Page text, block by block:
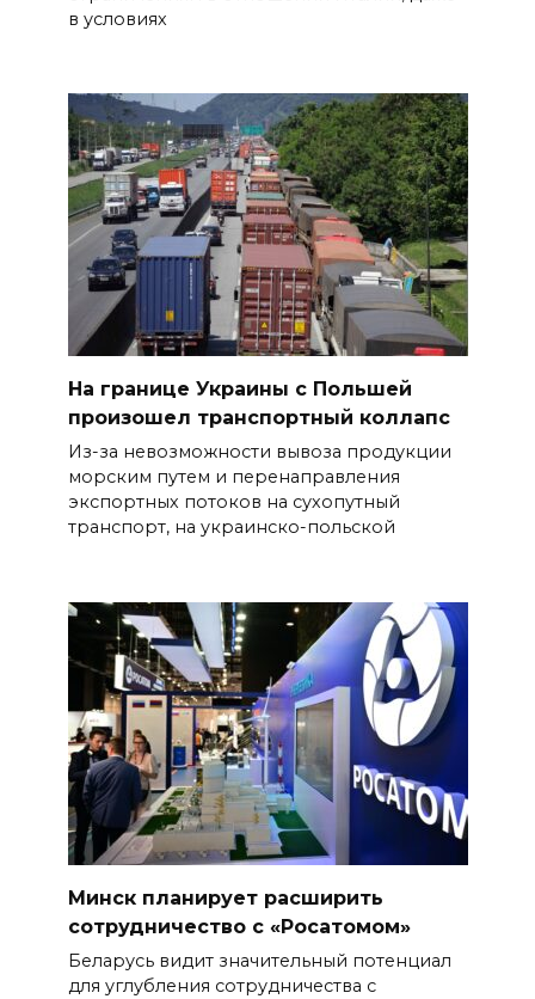
в условиях
На границе Украины с Польшей
произошел транспортный коллапс
Из-за невозможности вывоза продукции
морским путем и перенаправления
экспортных потоков на сухопутный
транспорт, на украинско-польской
Минск планирует расширить
сотрудничество с «Росатомом»
Беларусь видит значительный потенциал
для углубления сотрудничества с